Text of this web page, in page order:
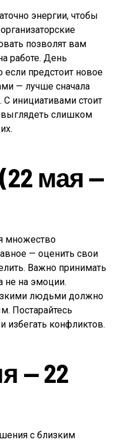
энергии, чтобы
позволят вам
работе. День
если предстоит новое
— лучше сначала
С инициативами стоит
слишком
мая —
множество
— оценить свои
Важно принимать
не на эмоции.
людьми должно
Постарайтесь
избегать конфликтов.
— 22
с близким